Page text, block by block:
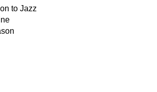
to Jazz